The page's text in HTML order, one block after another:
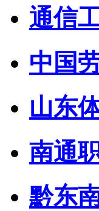
通信
中国
山东
南通
黔东